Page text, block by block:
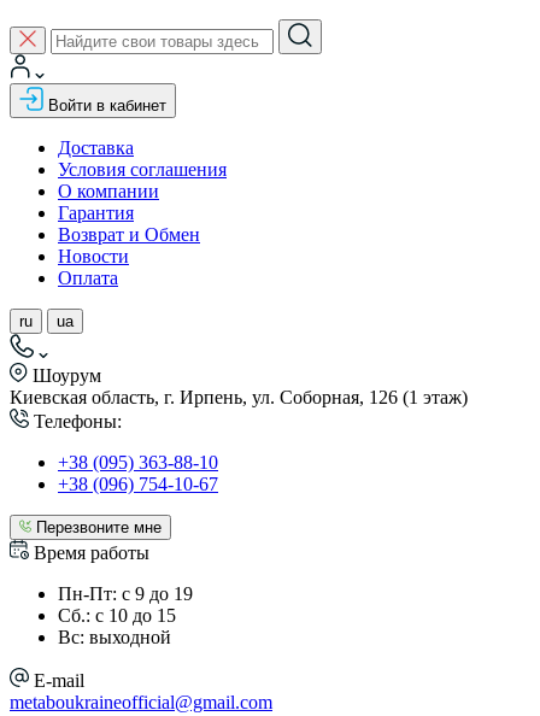
Войти в кабинет
Доставка
Условия соглашения
О компании
Гарантия
Возврат и Обмен
Новости
Оплата
ru ua
Шоурум
Киевская область, г. Ирпень, ул. Соборная, 126 (1 этаж)
Телефоны:
+38 (095) 363-88-10
+38 (096) 754-10-67
Перезвоните мне
Время работы
Пн-Пт: с 9 до 19
Сб.: с 10 до 15
Вс: выходной
E-mail
metaboukraineofficial@gmail.com